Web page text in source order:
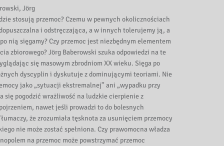
Jörg
stosują przemoc? Czemu w pewnych okolicznościach
i odstręczająca, a w innych tolerujemy ją, a
nią sięgamy? Czy przemoc jest niezbędnym elementem
zbiorowego? Jörg Baberowski szuka odpowiedzi na te
się masowym zbrodniom XX wieku. Sięga po
dyscyplin i dyskutuje z dominującymi teoriami. Nie
jako „sytuacji ekstremalnej” ani „wypadku przy
się pogodzić wrażliwość na ludzkie cierpienie z
nawet jeśli prowadzi to do bolesnych
że zrozumiała tęsknota za usunięciem przemocy
nie może zostać spełniona. Czy prawomocna władza
na przemoc może powstrzymać przemoc